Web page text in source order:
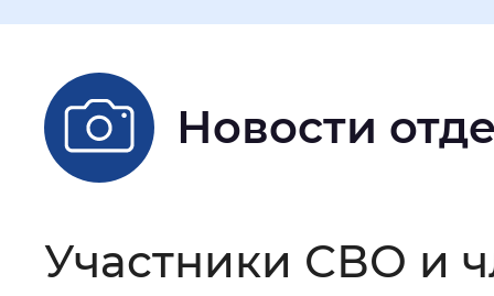
Шрифт: Без засечек С
Новости
Участники СВО и